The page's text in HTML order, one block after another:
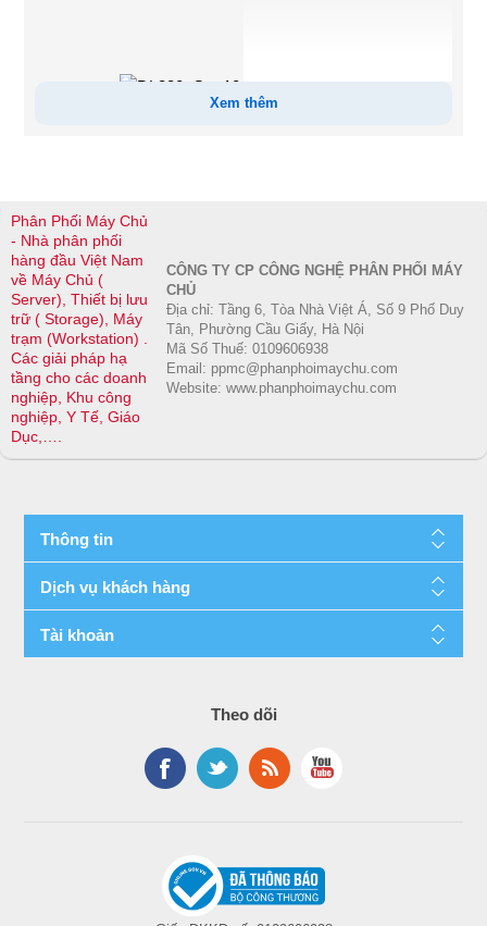
1. UID button
2. Health LED
3.
NIC status 8. Optional optical drive
shown (blank as
standard)
4. Power On/Standby
button and system
power LED button
9. Optional 2 SFF Drive
bay, 2 NVMe shown
Internal View 8SFF chassis – with optional
2
standard Hot-plug fans
temperature fans
supplies
(Requires second
CPU)
Optional HPE Smart
Xem thêm
Phân Phối Máy Chủ
- Nhà phân phối
hàng đầu Việt Nam
về Máy Chủ (
Server), Thiết bị lưu
trữ ( Storage), Máy
trạm (Workstation) .
Các giải pháp hạ
tầng cho các doanh
nghiệp, Khu công
nghiệp, Y Tế, Giáo
Dục,….
CÔNG TY CP CÔNG NGHỆ PHÂN PHỐI MÁY
CHỦ
Địa chỉ: Tầng 6, Tòa Nhà Việt Á, Số 9 Phố Duy
Tân, Phường Cầu Giấy, Hà Nội
Mã Số Thuế: 0109606938
Email: ppmc@phanphoimaychu.com
Website: www.phanphoimaychu.com
Thông tin
Dịch vụ khách hàng
Tài khoản
Theo dõi